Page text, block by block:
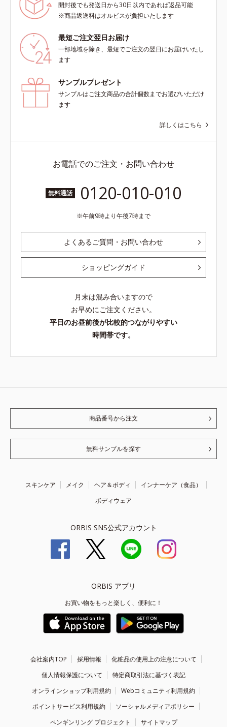
開封後でも発送日から30日以内であれば返品可能
※商品返送料はオルビスが負担いたします
最短ご注文翌日お届け
一部地域を除き、最短でご注文の翌日にお届けいたし
ます
サンプルプレゼント
サンプルはご注文商品の合計個数までお選びいただけ
ます
詳しくはこちら
お電話でのご注文・お問い合わせ
無料通話 0120-010-010
午前9時より午後7時まで
よくあるご質問・お問い合わせ
ショッピングガイド
月末は混み合いますので
お早めにご注文ください。
平日のお昼前後が比較的つながりやすい
時間帯です。
商品番号から注文
無料サンプルを探す
スキンケア メイク ヘア＆ボディ
インナーケア（食品）
ボディウェア
ORBIS SNS公式アカウント
ORBIS アプリ
お買い物をもっと楽しく、便利に！
会社案内TOP 採用情報
化粧品の使用上の注意について
個人情報保護について
特定商取引法に基づく表記
オンラインショップ利用規約
Webコミュニティ利用規約
ポイントサービス利用規約
ソーシャルメディアポリシー
ペンギンリング プロジェクト
サイトマップ